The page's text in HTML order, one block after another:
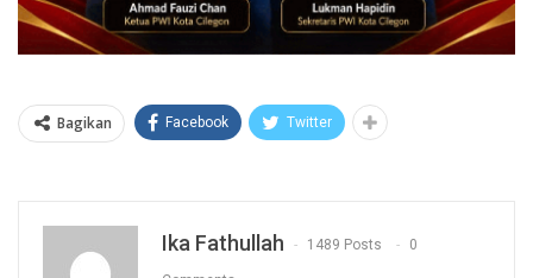
Bagikan Facebook Twitter
Ika Fathullah 1489 Posts 0